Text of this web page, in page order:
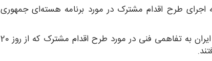
طرح اقدام مشترک در مورد برنامه هسته‌ای جمهوری
روز 12 ژانویه 2014 گروه 1+5 و ایران به تفاهمی فنی در مورد طرح اقدام مشترک که از روز 20